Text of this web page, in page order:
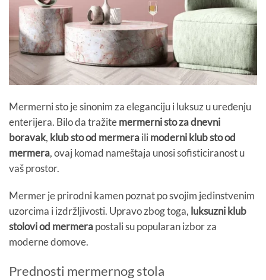
Mermerni sto je sinonim za eleganciju i luksuz u uređenju
enterijera. Bilo da tražitemermerni sto za dnevni
boravak, klub sto od mermerailimoderni klub sto od
mermera, ovaj komad nameštaja unosi sofisticiranost u
vaš prostor.
Mermer je prirodni kamen poznat po svojim jedinstvenim
uzorcima i izdržljivosti. Upravo zbog toga, luksuzni klub
stolovi od mermerapostali su popularan izbor za
moderne domove.
Prednosti mermernog stola